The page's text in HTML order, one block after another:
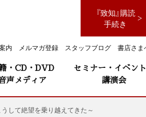
『致知』購読
手続き
内 メルマガ登録 スタッフブログ 書店さま
・CD・DVD
声メディア
セミナー・イベン
講演会
して絶望を乗り越えてきた～